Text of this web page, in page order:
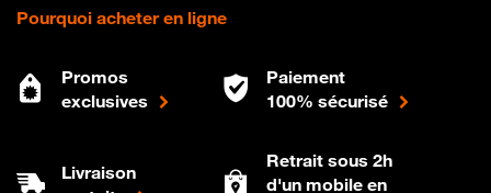
Pourquoi acheter en ligne
Promos
exclusives
Paiement
100% sécurisé
Livraison
Retrait sous 2h
d'un mobile en